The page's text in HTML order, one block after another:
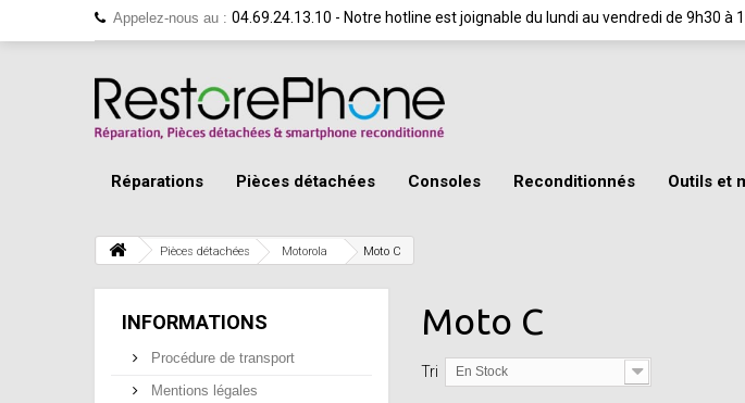
Appelez-nous au : 04.69.24.13.10 - Notre hotline est joignable du lundi au vendredi de 9h30 à
Réparations Pièces détachées Consoles Reconditionnés Outils et
Pièces détachées Motorola Moto C
INFORMATIONS
Procédure de transport
Mentions légales
Moto C
Tri En Stock